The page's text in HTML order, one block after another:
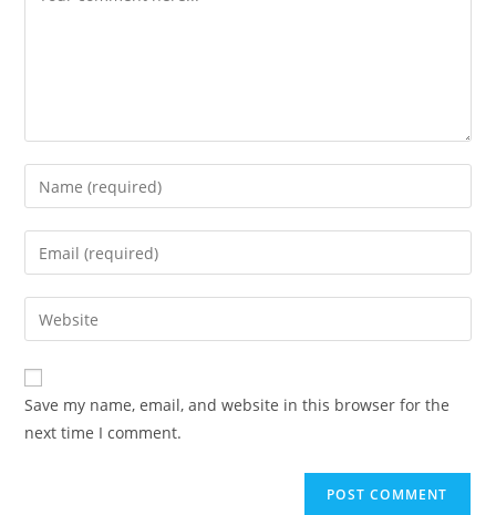
Enter
your
name
comment
Enter
your
email
address
comment
Enter
your
website
URL
(optional)
Save my name, email, and website in this browser for the
next time I comment.